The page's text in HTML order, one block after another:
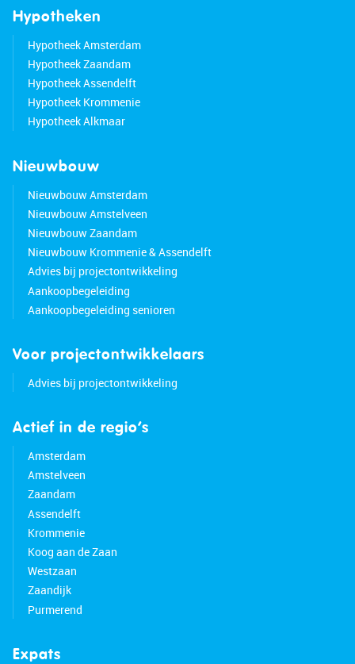
Hypotheken
Hypotheek Amsterdam
Hypotheek Zaandam
Hypotheek Assendelft
Hypotheek Krommenie
Hypotheek Alkmaar
Nieuwbouw
Nieuwbouw Amsterdam
Nieuwbouw Amstelveen
Nieuwbouw Zaandam
Nieuwbouw Krommenie & Assendelft
Advies bij projectontwikkeling
Aankoopbegeleiding
Aankoopbegeleiding senioren
Voor projectontwikkelaars
Advies bij projectontwikkeling
Actief in de regio’s
Amsterdam
Amstelveen
Zaandam
Assendelft
Krommenie
Koog aan de Zaan
Westzaan
Zaandijk
Purmerend
Expats